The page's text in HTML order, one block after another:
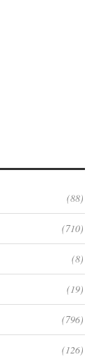
(88)
(710)
(8)
(19)
(796)
(126)